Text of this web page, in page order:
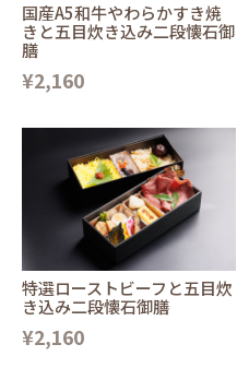
国産A5和牛やわらかすき焼
きと五目炊き込み二段懐石御
膳
¥2,160
特選ローストビーフと五目炊
き込み二段懐石御膳
¥2,160